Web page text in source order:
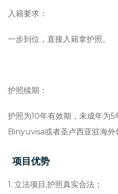
入籍要求：
一步到位，直接入籍拿护照。
护照续期：
护照为10年有效期，未成年为
Binyuvisa或者圣卢西亚驻海外
项目优势
1. 立法项目,护照真实合法；